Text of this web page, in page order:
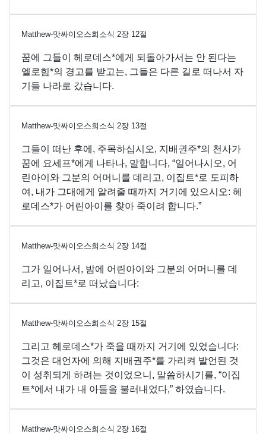
Matthew-맛싸이오스희소식 2장 12절
꿈에 그들이 헤로데스*에게 되돌아가서는 안 된다는
엘로힘*의 경고를 받고는, 그들은 다른 길로 떠나서 자
기들 나라로 갔습니다.
Matthew-맛싸이오스희소식 2장 13절
그들이 떠난 후에, 주목하십시오, 지배권주*의 천사가
꿈에 요세프*에게 나타나, 말합니다, “일어나시오, 어
린아이와 그분의 어머니를 데리고, 이집트*로 도피하
여, 내가 그대에게 알려줄 때까지 거기에 있으시오: 헤
로데스*가 어린아이를 찾아 죽이려 합니다.”
Matthew-맛싸이오스희소식 2장 14절
그가 일어나서, 밤에 어린아이와 그분의 어머니를 데
리고, 이집트*로 떠났습니다:
Matthew-맛싸이오스희소식 2장 15절
그리고 헤로데스*가 죽을 때까지 거기에 있었습니다:
그것은 대언자에 의해 지배권주*를 가리켜 발언된 것
이 성취되게 하려는 것이었으니, 말씀하시기를, “이집
트*에서 내가 내 아들을 불러내었다,” 하였습니다.
Matthew-맛싸이오스희소식 2장 16절